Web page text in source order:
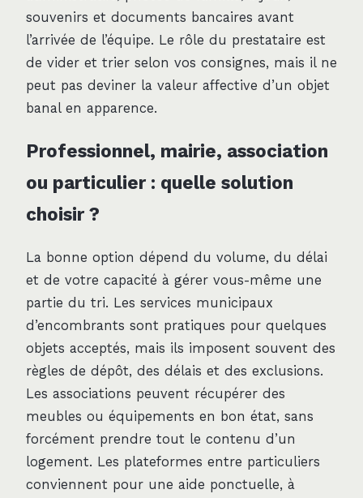
souvenirs et documents bancaires avant
l’arrivée de l’équipe. Le rôle du prestataire est
de vider et trier selon vos consignes, mais il ne
peut pas deviner la valeur affective d’un objet
banal en apparence.
Professionnel, mairie, association
ou particulier : quelle solution
choisir ?
La bonne option dépend du volume, du délai
et de votre capacité à gérer vous-même une
partie du tri. Les services municipaux
d’encombrants sont pratiques pour quelques
objets acceptés, mais ils imposent souvent des
règles de dépôt, des délais et des exclusions.
Les associations peuvent récupérer des
meubles ou équipements en bon état, sans
forcément prendre tout le contenu d’un
logement. Les plateformes entre particuliers
conviennent pour une aide ponctuelle, à